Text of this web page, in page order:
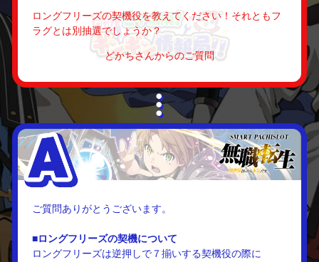
ロングフリーズの契機役を教えてください！それともフ
ラグとは別抽選でしょうか？
どかちさんからのご質問
ご質問ありがとうございます。
■ロングフリーズの契機について
ロングフリーズは逆押しで７揃いする契機役の際に